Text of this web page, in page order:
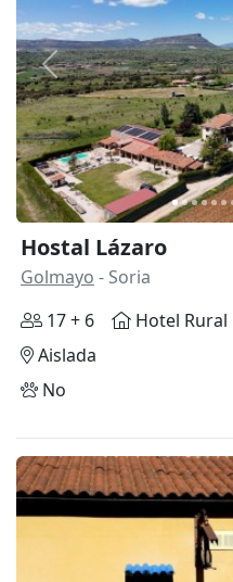
Anterior
Hostal Lázaro
Golmayo - Soria
17 + 6
Hotel Rural
Aislada
No